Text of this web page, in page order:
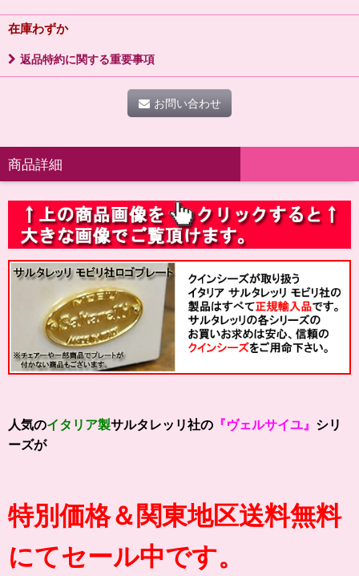
在庫わずか
返品特約に関する重要事項
お問い合わせ
商品詳細
人気のイタリア製サルタレッリ社の 『ヴェルサイユ』 シリ
ーズが
特別価格＆関東地区送料無料
にてセール中です。